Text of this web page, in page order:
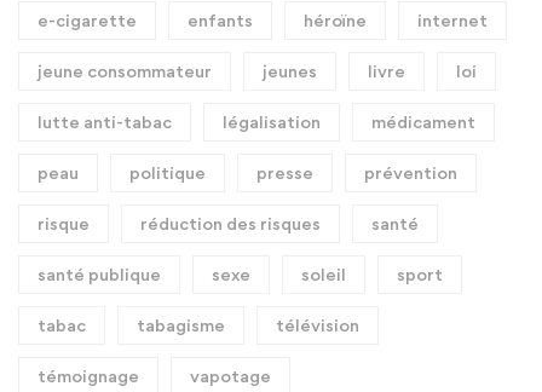
e-cigarette enfants héroïne internet
jeune consommateur jeunes livre loi
lutte anti-tabac légalisation médicament
peau politique presse prévention
risque réduction des risques santé
santé publique sexe soleil sport
tabac tabagisme télévision
témoignage vapotage